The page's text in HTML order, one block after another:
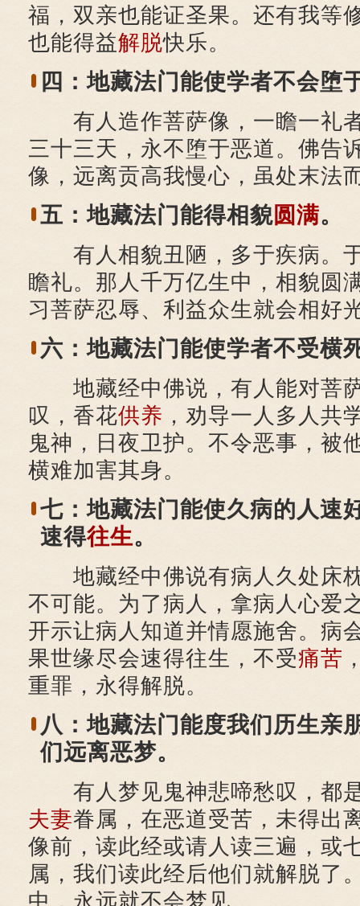
福，双亲也能证圣果。还有我等
也能得益解脱快乐。
四：地藏法门能使学者不会堕
有人造作菩萨像，一瞻一礼
三十三天，永不堕于恶道。佛告
像，远离贡高我慢心，虽处末法
五：地藏法门能得相貌圆满。
有人相貌丑陋，多于疾病。
瞻礼。那人千万亿生中，相貌圆
习菩萨忍辱、利益众生就会相好
六：地藏法门能使学者不受横
地藏经中佛说，有人能对菩
叹，香花供养 ，劝导一人多人共
鬼神，日夜卫护。不令恶事，被
横难加害其身。
七：地藏法门能使久病的人速
速得往生。
地藏经中佛说有病人久处床
不可能。为了病人，拿病人心爱
开示让病人知道并情愿施舍。病
果世缘尽会速得往生，不受痛苦
重罪，永得解脱。
八：地藏法门能度我们历生亲
们远离恶梦。
有人梦见鬼神悲啼愁叹，都
夫妻眷属，在恶道受苦，未得出
像前，读此经或请人读三遍，或
属，我们读此经后他们就解脱了
中，永远就不会梦见。